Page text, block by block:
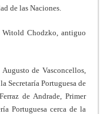
de las Naciones.
Chodzko, antiguo
de Vasconcellos,
Secretaría Portuguesa de
de Andrade, Primer
Portuguesa cerca de la